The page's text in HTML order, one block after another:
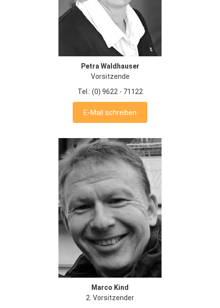
Petra Waldhauser
Vorsitzende
Tel.: (0) 9622 - 71122
E-Mail schreiben
Marco Kind
2. Vorsitzender